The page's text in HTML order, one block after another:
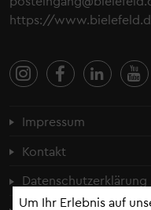
Um Ihr Erlebnis auf
https://
Fußzeilenmenü
Impressum
Kontakt
Datenschutzerklärung